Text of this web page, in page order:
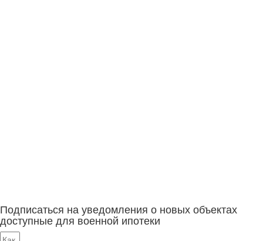
Подписаться на уведомления о новых объектах
доступные для военной ипотеки